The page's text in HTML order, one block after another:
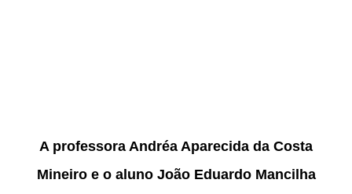
A professora Andréa Aparecida da Costa
Mineiro e o aluno João Eduardo Mancilha